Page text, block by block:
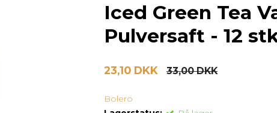
Iced Green Tea
Pulversaft - 12
23,10 DKK 33,00 DKK
Bolero